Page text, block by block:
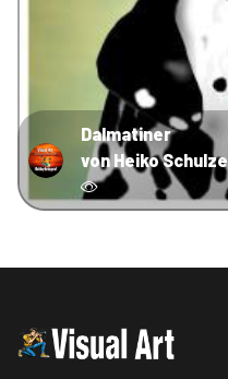
Dalmatiner
von Heiko Schulze